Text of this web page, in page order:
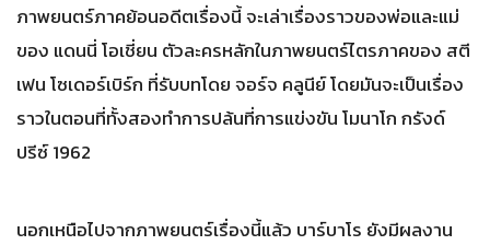
ภาพยนตร์ภาคย้อนอดีตเรื่องนี้ จะเล่าเรื่องราวของพ่อและแม่
ของ แดนนี่ โอเชี่ยน ตัวละครหลักในภาพยนตร์ไตรภาคของ สตี
เฟน โซเดอร์เบิร์ก ที่รับบทโดย จอร์จ คลูนีย์ โดยมันจะเป็นเรื่อง
ราวในตอนที่ทั้งสองทำการปล้นที่การแข่งขัน โมนาโก กรังด์
ปรีซ์ 1962
นอกเหนือไปจากภาพยนตร์เรื่องนี้แล้ว บาร์บาโร ยังมีผลงาน